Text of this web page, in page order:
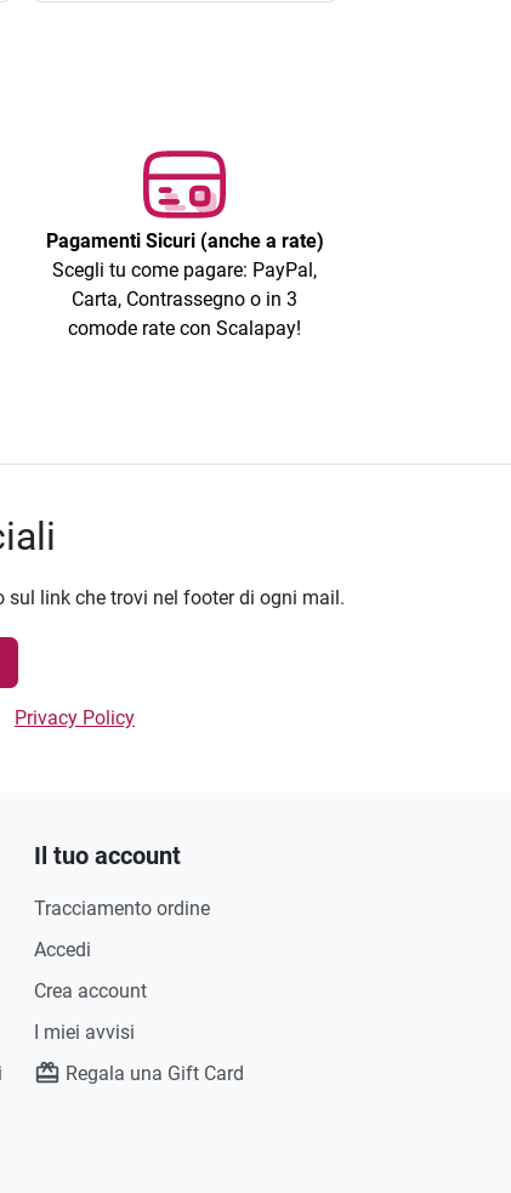
Pagamenti Sicuri (anche a rate)
Scegli tu come pagare: PayPal,
Carta, Contrassegno o in 3
comode rate con Scalapay!
sul link che trovi nel footer di ogni mail.
Privacy Policy
Il tuo account
Tracciamento ordine
Accedi
Crea account
I miei avvisi
Regala una Gift Card